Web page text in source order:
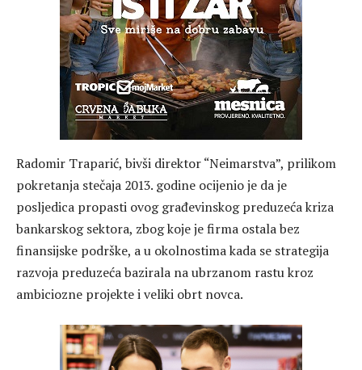
Radomir Traparić, bivši direktor “Neimarstva”, prilikom
pokretanja stečaja 2013. godine ocijenio je da je
posljedica propasti ovog građevinskog preduzeća kriza
bankarskog sektora, zbog koje je firma ostala bez
finansijske podrške, a u okolnostima kada se strategija
razvoja preduzeća bazirala na ubrzanom rastu kroz
ambiciozne projekte i veliki obrt novca.